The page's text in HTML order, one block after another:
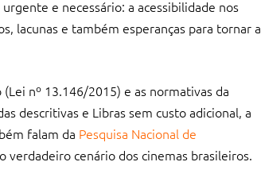
e necessário: a acessibilidade nos
lacunas e também esperanças para tornar a
nº 13.146/2015) e as normativas da
descritivas e Libras sem custo adicional, a
falam da Pesquisa Nacional de
verdadeiro cenário dos cinemas brasileiros.